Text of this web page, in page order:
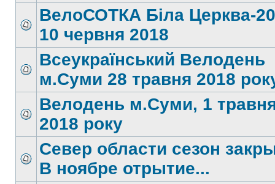
ВелоСОТКА Біла Церква-
10 червня 2018
Всеукраїнський Велодень
м.Суми 28 травня 2018
Велодень м.Суми, 1
2018 року
Север области сезон
В ноябре отрытие...